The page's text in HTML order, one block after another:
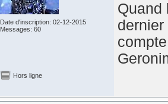
Date d'inscription: 02-12-2015
Messages: 60
Quand
Hors ligne